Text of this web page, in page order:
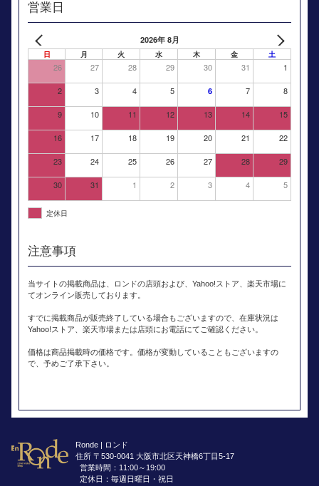
営業日
2026年 8月
日 月 火 水 木 金 土
26 27 28 29 30 31 1
2 3 4 5 6 7 8
9 10 11 12 13 14 15
16 17 18 19 20 21 22
23 24 25 26 27 28 29
30 31 1 2 3 4 5
定休日
注意事項
当サイトの掲載商品は、ロンドの店頭および、Yahoo!ストア、楽天市場に
てオンライン販売しております。
すでに掲載商品が販売終了している場合もございますので、在庫状況は
Yahoo!ストア、楽天市場または店頭にお電話にてご確認ください。
価格は商品掲載時の価格です。価格が変動していることもございますの
で、予めご了承下さい。
Ronde | ロンド
住所 〒530-0041 大阪市北区天神橋6丁目5-17
営業時間：11:00～19:00
定休日：毎週日曜日・祝日